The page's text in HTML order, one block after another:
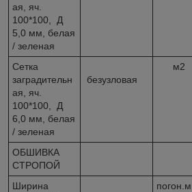
ая, яч.
100*100, Д
5,0 мм, белая
/ зеленая
Сетка
заградительн
ая, яч.
100*100, Д
6,0 мм, белая
/ зеленая
безузловая
м2
ОБШИВКА
СТРОПОЙ
Ширина
погон.м